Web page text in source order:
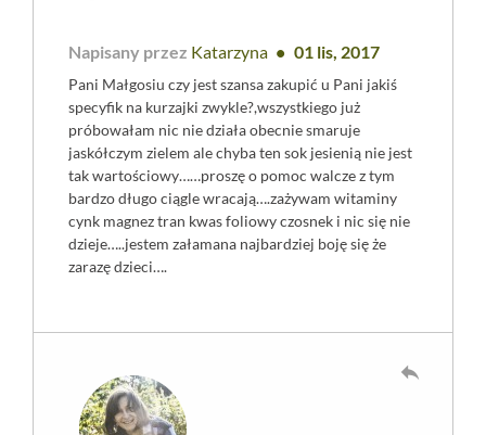
Napisany przez Katarzyna 01 lis, 2017
Pani Małgosiu czy jest szansa zakupić u Pani jakiś
specyfik na kurzajki zwykle?,wszystkiego już
próbowałam nic nie działa obecnie smaruje
jaskółczym zielem ale chyba ten sok jesienią nie jest
tak wartościowy……proszę o pomoc walcze z tym
bardzo długo ciągle wracają….zażywam witaminy
cynk magnez tran kwas foliowy czosnek i nic się nie
dzieje…..jestem załamana najbardziej boję się że
zarazę dzieci….
reply